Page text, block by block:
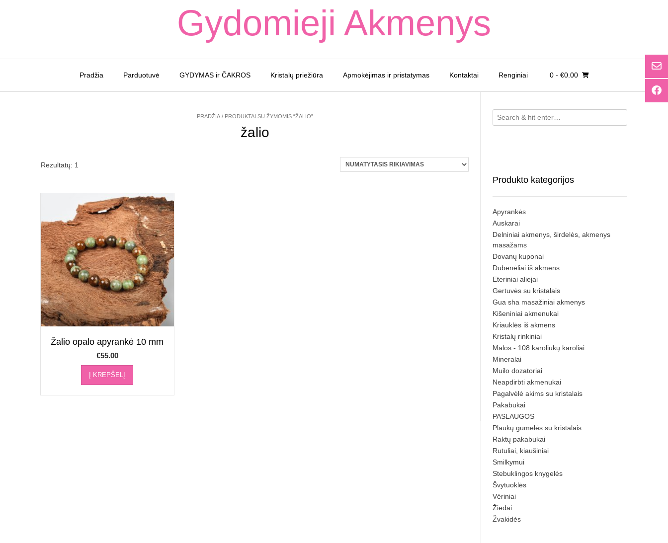
Gydomieji Akmenys
Pradžia Parduotuvė GYDYMAS ir ČAKROS Kristalų priežiūra Apmokėjimas ir pristatymas Kontaktai Renginiai 0- €0.00
PRADŽIA/ PRODUKTAI SU ŽYMOMIS “ŽALIO”
žalio
Rezultatų: 1
Žalio opalo apyrankė 10 mm
€55.00
Į KREPŠELĮ
Produkto kategorijos
Apyrankės
Auskarai
Delniniai akmenys, širdelės, akmenys
masažams
Dovanų kuponai
Dubenėliai iš akmens
Eteriniai aliejai
Gertuvės su kristalais
Gua sha masažiniai akmenys
Kišeniniai akmenukai
Kriauklės iš akmens
Kristalų rinkiniai
Malos - 108 karoliukų karoliai
Mineralai
Muilo dozatoriai
Neapdirbti akmenukai
Pagalvėlė akims su kristalais
Pakabukai
PASLAUGOS
Plaukų gumelės su kristalais
Raktų pakabukai
Rutuliai, kiaušiniai
Smilkymui
Stebuklingos knygelės
Švytuoklės
Vėriniai
Žiedai
Žvakidės